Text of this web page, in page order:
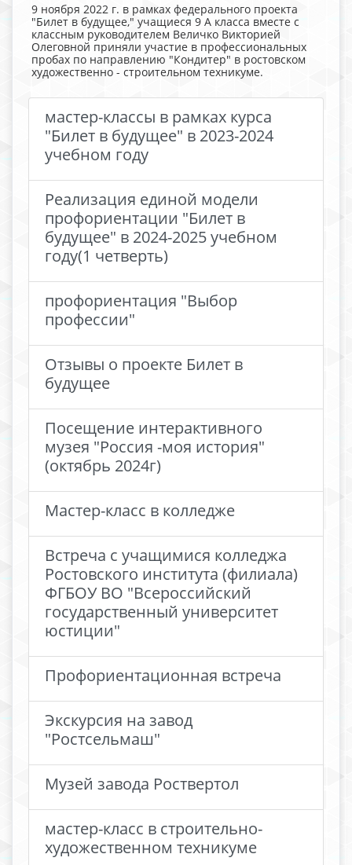
9 ноября 2022 г. в рамках федерального проекта
"Билет в будущее," учащиеся 9 А класса вместе с
классным руководителем Величко Викторией
Олеговной приняли участие в профессиональных
пробах по направлению "Кондитер" в ростовском
художественно - строительном техникуме.
мастер-классы в рамках курса
"Билет в будущее" в 2023-2024
учебном году
Реализация единой модели
профориентации "Билет в
будущее" в 2024-2025 учебном
году(1 четверть)
профориентация "Выбор
профессии"
Отзывы о проекте Билет в
будущее
Посещение интерактивного
музея "Россия -моя история"
(октябрь 2024г)
Мастер-класс в колледже
Встреча с учащимися колледжа
Ростовского института (филиала)
ФГБОУ ВО "Всероссийский
государственный университет
юстиции"
Профориентационная встреча
Экскурсия на завод
"Ростсельмаш"
Музей завода Роствертол
мастер-класс в строительно-
художественном техникуме